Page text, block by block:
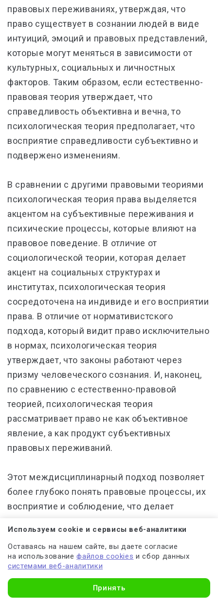
правовых переживаниях, утверждая, что
право существует в сознании людей в виде
интуиций, эмоций и правовых представлений,
которые могут меняться в зависимости от
культурных, социальных и личностных
факторов. Таким образом, если естественно-
правовая теория утверждает, что
справедливость объективна и вечна, то
психологическая теория предполагает, что
восприятие справедливости субъективно и
подвержено изменениям.
В сравнении с другими правовыми теориями
психологическая теория права выделяется
акцентом на субъективные переживания и
психические процессы, которые влияют на
правовое поведение. В отличие от
социологической теории, которая делает
акцент на социальных структурах и
институтах, психологическая теория
сосредоточена на индивиде и его восприятии
права. В отличие от нормативистского
подхода, который видит право исключительно
в нормах, психологическая теория
утверждает, что законы работают через
призму человеческого сознания. И, наконец,
по сравнению с естественно-правовой
теорией, психологическая теория
рассматривает право не как объективное
явление, а как продукт субъективных
правовых переживаний.
Этот междисциплинарный подход позволяет
более глубоко понять правовые процессы, их
восприятие и соблюдение, что делает
дополнением к традиционным правовым
концепциям.
Влияние
Используем cookie и сервисы веб-аналитики
Оставаясь на нашем сайте, вы даете согласие
на использованиефайлов cookies и сбор данных
системами веб-аналитики
Принять